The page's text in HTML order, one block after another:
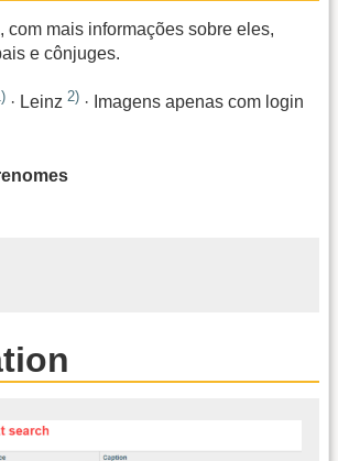
com mais informações sobre eles,
e cônjuges.
· Leinz 2) · Imagens apenas com login